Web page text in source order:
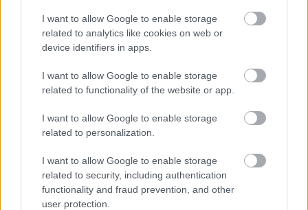
I want to allow Google to enable storage
related to analytics like cookies on web or
device identifiers in apps.
I want to allow Google to enable storage
related to functionality of the website or app.
I want to allow Google to enable storage
related to personalization.
I want to allow Google to enable storage
related to security, including authentication
functionality and fraud prevention, and other
user protection.
Silvanusban eltöltött hétvégénél, Sunday Brunchnál, ebédnél
vagy vacsoránál többet kell tennünk, de kezdetnek a szakember
által javasolt ajánlat jó ötlet lehet minden olvasónk számára.
https://www.facebook.com/panoramaetterem/
Hotel Silvanus Dunakanyar
visegrad